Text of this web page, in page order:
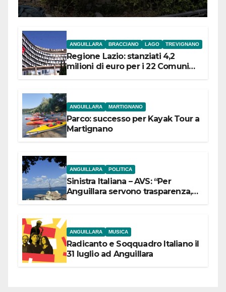
ANGUILLARA BRACCIANO LAGO TREVIGNANO
Regione Lazio: stanziati 4,2
milioni di euro per i 22 Comuni
ANGUILLARA MARTIGNANO
Parco: successo per Kayak Tour a
Martignano
ANGUILLARA POLITICA
Sinistra Italiana – AVS: “Per
Anguillara servono trasparenza,
ANGUILLARA MUSICA
Radicanto e Soqquadro Italiano il
31 luglio ad Anguillara